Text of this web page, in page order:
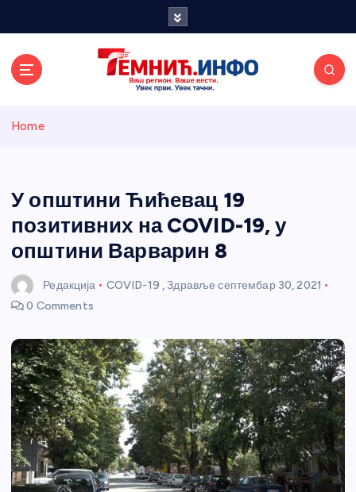
и портал
Home
У општини Ћићевац 19
позитивних на COVID-19, у
општини Варварин 8
Редакција COVID-19 ,Здравље септембар 30, 2021
0 Comments